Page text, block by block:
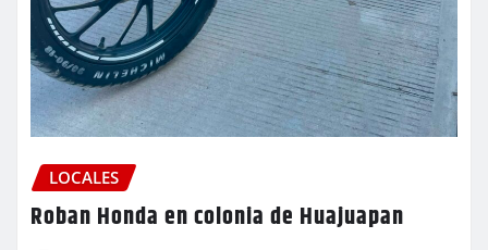
LOCALES
Roban Honda en colonia de Huajuapan